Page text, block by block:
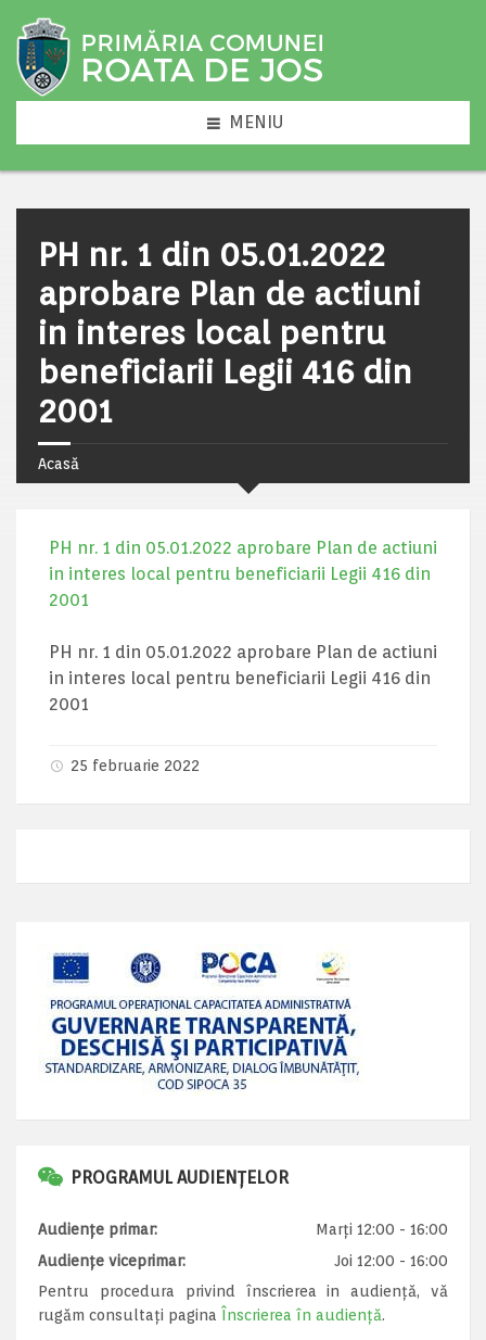
MENIU
PH nr. 1 din 05.01.2022
aprobare Plan de actiuni
in interes local pentru
beneficiarii Legii 416 din
2001
Acasă
PH nr. 1 din 05.01.2022 aprobare Plan de actiuni
in interes local pentru beneficiarii Legii 416 din
2001
PH nr. 1 din 05.01.2022 aprobare Plan de actiuni
in interes local pentru beneficiarii Legii 416 din
2001
25 februarie 2022
PROGRAMUL AUDIENȚELOR
Audiențe primar:
Marți 12:00 - 16:00
Audiențe viceprimar:
Joi 12:00 - 16:00
Pentru procedura privind înscrierea in audiență, vă
rugăm consultați pagina Înscrierea în audiență.